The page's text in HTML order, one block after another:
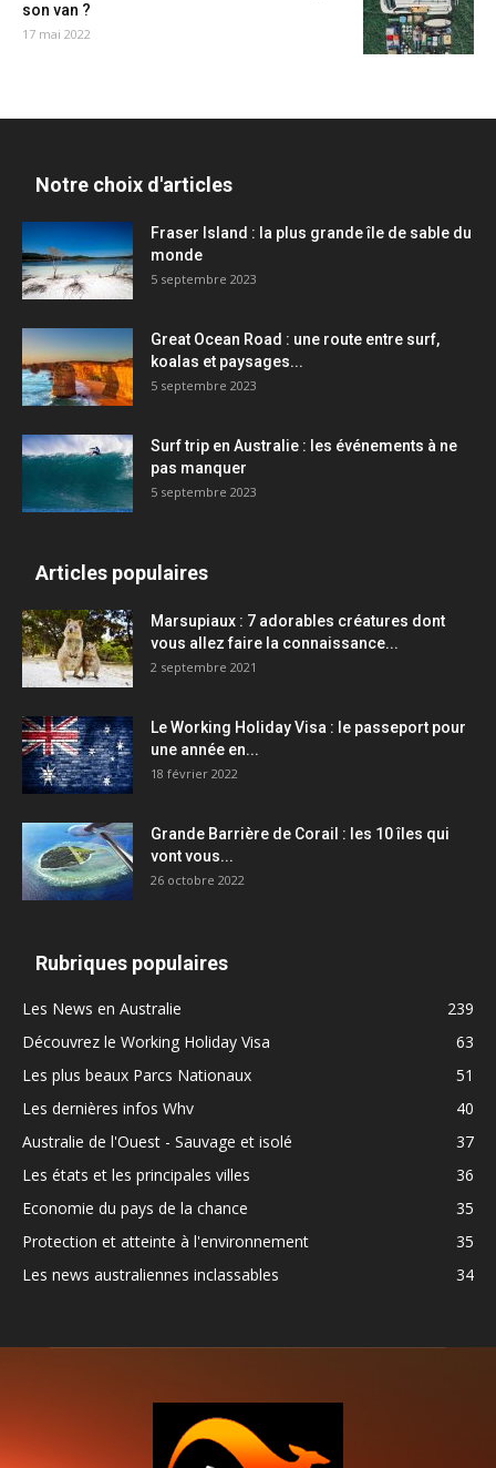
son van ?
17 mai 2022
Notre choix d'articles
Fraser Island : la plus grande île de sable du
monde
5 septembre 2023
Great Ocean Road : une route entre surf,
koalas et paysages...
5 septembre 2023
Surf trip en Australie : les événements à ne
pas manquer
5 septembre 2023
Articles populaires
Marsupiaux : 7 adorables créatures dont
vous allez faire la connaissance...
2 septembre 2021
Le Working Holiday Visa : le passeport pour
une année en...
18 février 2022
Grande Barrière de Corail : les 10 îles qui
vont vous...
26 octobre 2022
Rubriques populaires
Les News en Australie
239
Découvrez le Working Holiday Visa
63
Les plus beaux Parcs Nationaux
51
Les dernières infos Whv
40
Australie de l'Ouest - Sauvage et isolé
37
Les états et les principales villes
36
Economie du pays de la chance
35
Protection et atteinte à l'environnement
35
Les news australiennes inclassables
34